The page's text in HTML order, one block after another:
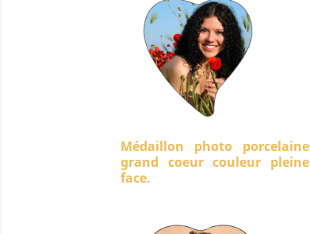
Médaillon photo porcelaine
grand coeur couleur pleine
face.